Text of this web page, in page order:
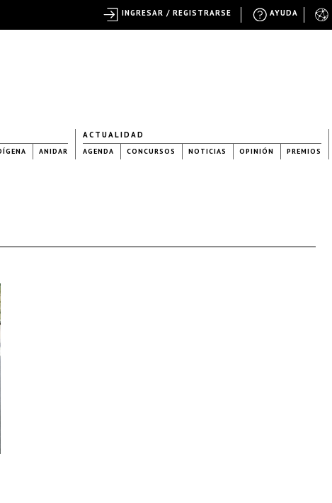
ANIDAR
ACTUALIDAD
AGENDA CONCURSOS NOTICIAS OPINIÓN PREMIOS
AYUDA
INGRESAR / REGISTRARSE